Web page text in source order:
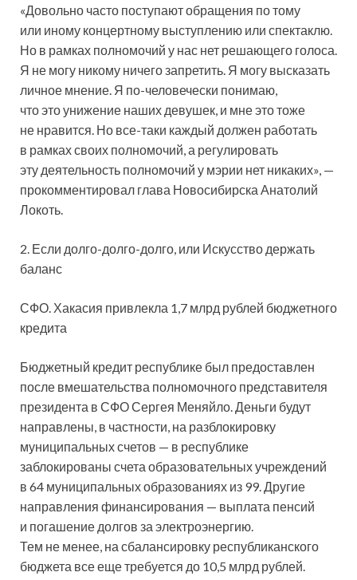
«Довольно часто поступают обращения по тому
или иному концертному выступлению или спектаклю.
Но в рамках полномочий у нас нет решающего голоса.
Я не могу никому ничего запретить. Я могу высказать
личное мнение. Я по-человечески понимаю,
что это унижение наших девушек, и мне это тоже
не нравится. Но все-таки каждый должен работать
в рамках своих полномочий, а регулировать
эту деятельность полномочий у мэрии нет никаких», —
прокомментировал глава Новосибирска Анатолий
Локоть.
2. Если долго-долго-долго, или Искусство держать
баланс
СФО. Хакасия привлекла 1,7 млрд рублей бюджетного
кредита
Бюджетный кредит республике был предоставлен
после вмешательства полномочного представителя
президента в СФО Сергея Меняйло. Деньги будут
направлены, в частности, на разблокировку
муниципальных счетов — в республике
заблокированы счета образовательных учреждений
в 64 муниципальных образованиях из 99. Другие
направления финансирования — выплата пенсий
и погашение долгов за электроэнергию.
Тем не менее, на сбалансировку республиканского
бюджета все еще требуется до 10,5 млрд рублей.